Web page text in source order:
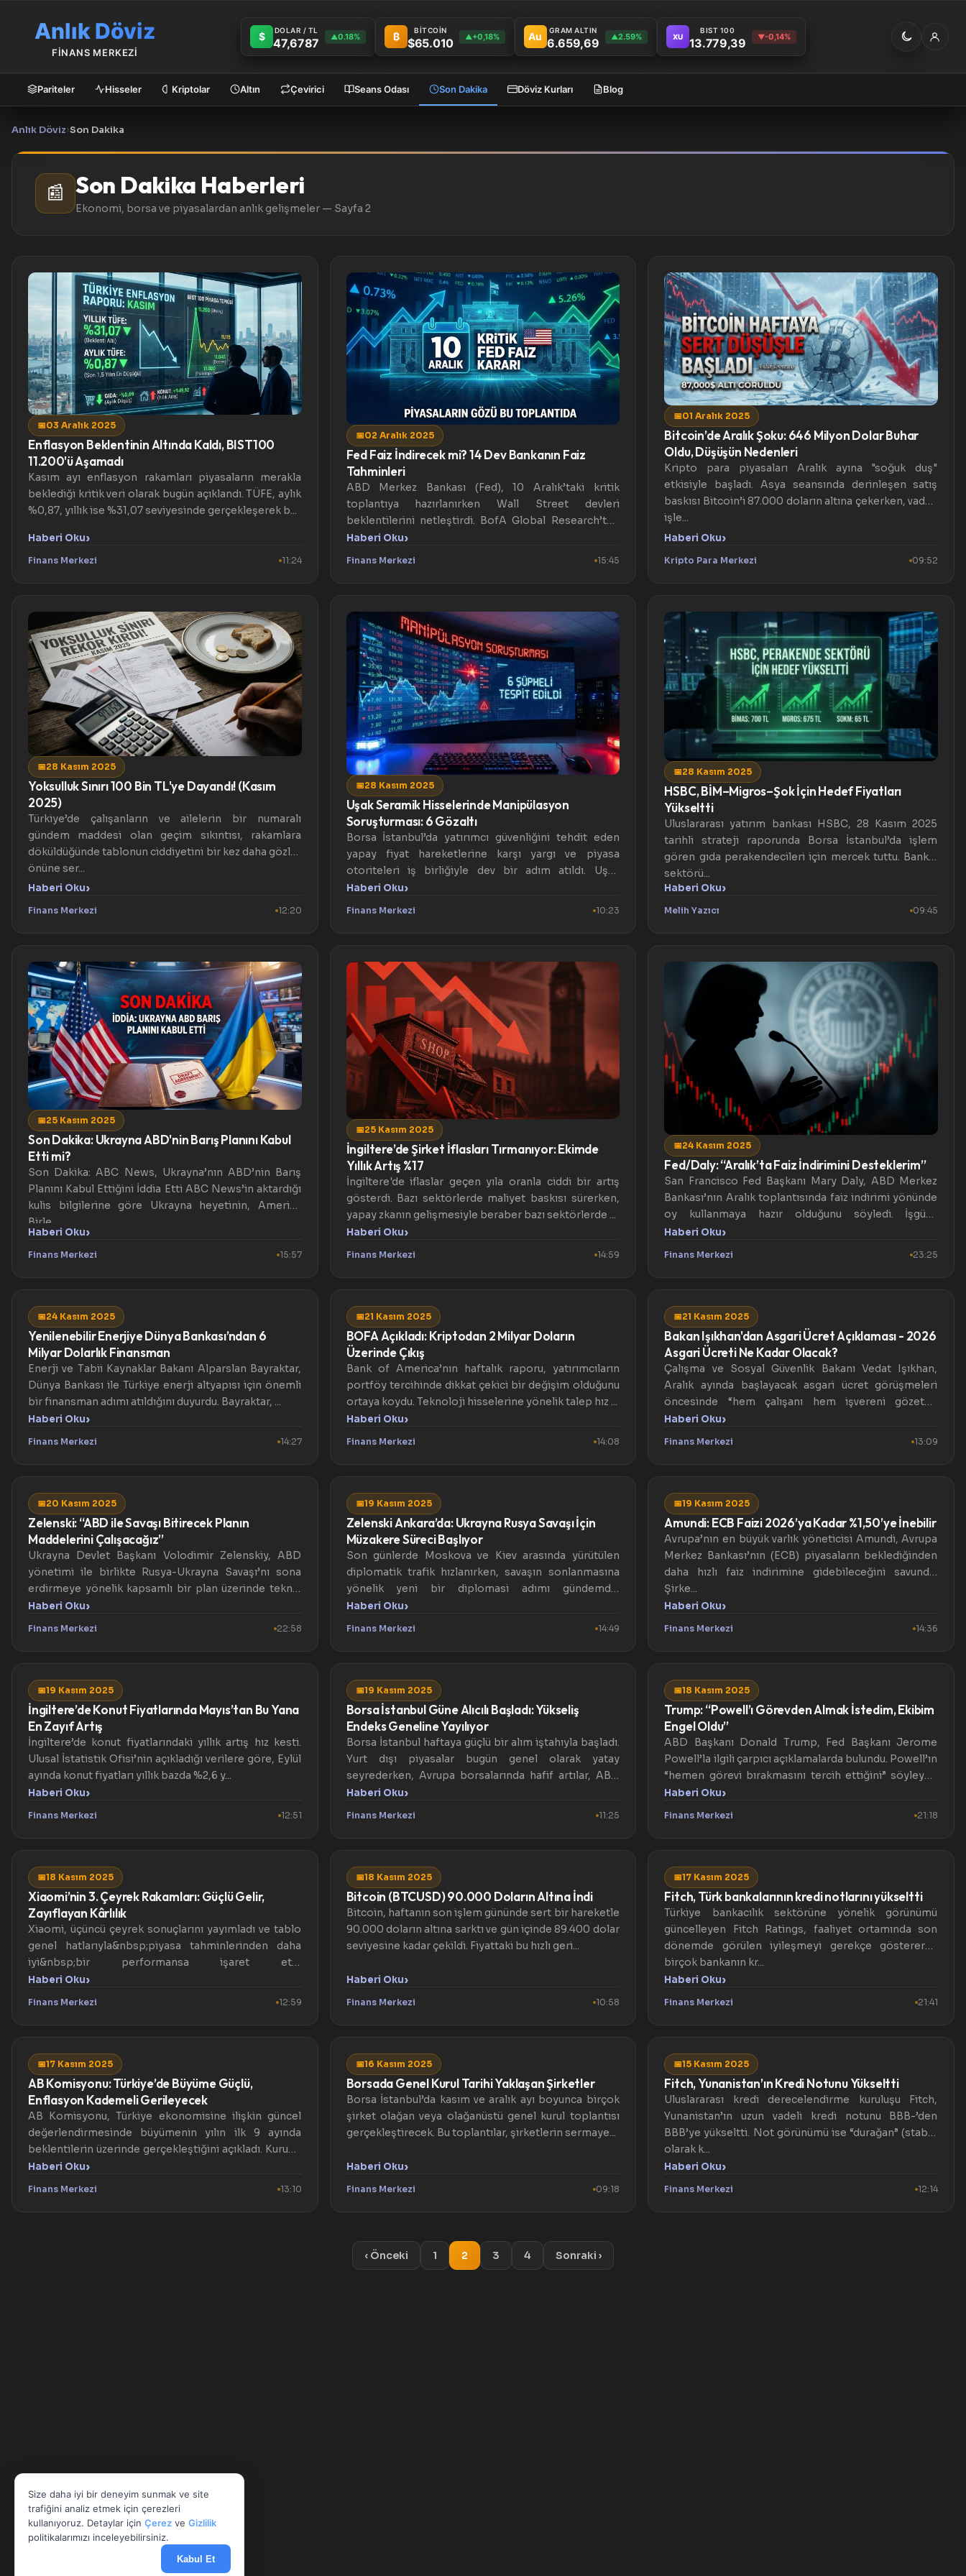
Anlık Döviz
FİNANS MERKEZİ
$ DOLAR / TL
47,6787 ▲0.18% ₿ BİTCOİN
$65.010 ▲+0,18% Au GRAM ALTIN
6.659,69 ▲2.59% XU
BIST 100
13.779,39 ▼-0,14%
Pariteler Hisseler Kriptolar Altın Çevirici Seans Odası Son Dakika Döviz Kurları Blog
Anlık Döviz›Son Dakika
📰 Son Dakika Haberleri
Ekonomi, borsa ve piyasalardan anlık gelişmeler — Sayfa 2
📅03 Aralık 2025
Enflasyon Beklentinin Altında Kaldı, BIST100
11.200'ü Aşamadı
Kasım ayı enflasyon rakamları piyasaların merakla
beklediği kritik veri olarak bugün açıklandı. TÜFE, aylık
%0,87, yıllık ise %31,07 seviyesinde gerçekleşerek b...
Haberi Oku›
Finans Merkezi 11:24
📅02 Aralık 2025
Fed Faiz İndirecek mi? 14 Dev Bankanın Faiz
Tahminleri
ABD Merkez Bankası (Fed), 10 Aralık’taki kritik
toplantıya hazırlanırken Wall Street devleri
beklentilerini netleştirdi. BofA Global Research’ten
gelen "güverci...
Haberi Oku›
Finans Merkezi 15:45
📅01 Aralık 2025
Bitcoin’de Aralık Şoku: 646 Milyon Dolar Buhar
Oldu, Düşüşün Nedenleri
Kripto para piyasaları Aralık ayına "soğuk duş"
etkisiyle başladı. Asya seansında derinleşen satış
baskısı Bitcoin’i 87.000 doların altına çekerken, vadeli
işle...
Haberi Oku›
Kripto Para Merkezi 09:52
📅28 Kasım 2025
Yoksulluk Sınırı 100 Bin TL'ye Dayandı! (Kasım
2025)
Türkiye’de çalışanların ve ailelerin bir numaralı
gündem maddesi olan geçim sıkıntısı, rakamlara
döküldüğünde tablonun ciddiyetini bir kez daha gözler
önüne ser...
Haberi Oku›
Finans Merkezi 12:20
📅28 Kasım 2025
Uşak Seramik Hisselerinde Manipülasyon
Soruşturması: 6 Gözaltı
Borsa İstanbul’da yatırımcı güvenliğini tehdit eden
yapay fiyat hareketlerine karşı yargı ve piyasa
otoriteleri iş birliğiyle dev bir adım atıldı. Uşak
Seramik ...
Haberi Oku›
Finans Merkezi 10:23
📅28 Kasım 2025
HSBC, BİM–Migros–Şok İçin Hedef Fiyatları
Yükseltti
Uluslararası yatırım bankası HSBC, 28 Kasım 2025
tarihli strateji raporunda Borsa İstanbul’da işlem
gören gıda perakendecileri için mercek tuttu. Banka,
sektörü...
Haberi Oku›
Melih Yazıcı 09:45
📅25 Kasım 2025
Son Dakika: Ukrayna ABD'nin Barış Planını Kabul
Etti mi?
Son Dakika: ABC News, Ukrayna’nın ABD’nin Barış
Planını Kabul Ettiğini İddia Etti ABC News’in aktardığı
kulis bilgilerine göre Ukrayna heyetinin, Amerika
Birle...
Haberi Oku›
Finans Merkezi 15:57
📅25 Kasım 2025
İngiltere’de Şirket İflasları Tırmanıyor: Ekimde
Yıllık Artış %17
İngiltere'de iflaslar geçen yıla oranla ciddi bir artış
gösterdi. Bazı sektörlerde maliyet baskısı sürerken,
yapay zkanın gelişmesiyle beraber bazı sektörlerde ...
Haberi Oku›
Finans Merkezi 14:59
📅24 Kasım 2025
Fed/Daly: “Aralık’ta Faiz İndirimini Desteklerim”
San Francisco Fed Başkanı Mary Daly, ABD Merkez
Bankası’nın Aralık toplantısında faiz indirimi yönünde
oy kullanmaya hazır olduğunu söyledi. İşgücü
piyasasında ...
Haberi Oku›
Finans Merkezi 23:25
📅24 Kasım 2025
Yenilenebilir Enerjiye Dünya Bankası’ndan 6
Milyar Dolarlık Finansman
Enerji ve Tabii Kaynaklar Bakanı Alparslan Bayraktar,
Dünya Bankası ile Türkiye enerji altyapısı için önemli
bir finansman adımı atıldığını duyurdu. Bayraktar, ...
Haberi Oku›
Finans Merkezi 14:27
📅21 Kasım 2025
BOFA Açıkladı: Kriptodan 2 Milyar Doların
Üzerinde Çıkış
Bank of America’nın haftalık raporu, yatırımcıların
portföy tercihinde dikkat çekici bir değişim olduğunu
ortaya koydu. Teknoloji hisselerine yönelik talep hız ...
Haberi Oku›
Finans Merkezi 14:08
📅21 Kasım 2025
Bakan Işıkhan'dan Asgari Ücret Açıklaması - 2026
Asgari Ücreti Ne Kadar Olacak?
Çalışma ve Sosyal Güvenlik Bakanı Vedat Işıkhan,
Aralık ayında başlayacak asgari ücret görüşmeleri
öncesinde “hem çalışanı hem işvereni gözeten
optimal bir asga...
Haberi Oku›
Finans Merkezi 13:09
📅20 Kasım 2025
Zelenski: “ABD ile Savaşı Bitirecek Planın
Maddelerini Çalışacağız”
Ukrayna Devlet Başkanı Volodimir Zelenskiy, ABD
yönetimi ile birlikte Rusya-Ukrayna Savaşı’nı sona
erdirmeye yönelik kapsamlı bir plan üzerinde teknik
çalışmala...
Haberi Oku›
Finans Merkezi 22:58
📅19 Kasım 2025
Zelenski Ankara’da: Ukrayna Rusya Savaşı İçin
Müzakere Süreci Başlıyor
Son günlerde Moskova ve Kiev arasında yürütülen
diplomatik trafik hızlanırken, savaşın sonlanmasına
yönelik yeni bir diplomasi adımı gündemde.
Politico’nun habe...
Haberi Oku›
Finans Merkezi 14:49
📅19 Kasım 2025
Amundi: ECB Faizi 2026’ya Kadar %1,50’ye İnebilir
Avrupa’nın en büyük varlık yöneticisi Amundi, Avrupa
Merkez Bankası’nın (ECB) piyasaların beklediğinden
daha hızlı faiz indirimine gidebileceğini savundu.
Şirke...
Haberi Oku›
Finans Merkezi 14:36
📅19 Kasım 2025
İngiltere’de Konut Fiyatlarında Mayıs’tan Bu Yana
En Zayıf Artış
İngiltere’de konut fiyatlarındaki yıllık artış hız kesti.
Ulusal İstatistik Ofisi’nin açıkladığı verilere göre, Eylül
ayında konut fiyatları yıllık bazda %2,6 y...
Haberi Oku›
Finans Merkezi 12:51
📅19 Kasım 2025
Borsa İstanbul Güne Alıcılı Başladı: Yükseliş
Endeks Geneline Yayılıyor
Borsa İstanbul haftaya güçlü bir alım iştahıyla başladı.
Yurt dışı piyasalar bugün genel olarak yatay
seyrederken, Avrupa borsalarında hafif artılar, ABD
vadeli...
Haberi Oku›
Finans Merkezi 11:25
📅18 Kasım 2025
Trump: “Powell’ı Görevden Almak İstedim, Ekibim
Engel Oldu”
ABD Başkanı Donald Trump, Fed Başkanı Jerome
Powell’la ilgili çarpıcı açıklamalarda bulundu. Powell’ın
“hemen görevi bırakmasını tercih ettiğini” söyleyen
Trump...
Haberi Oku›
Finans Merkezi 21:18
📅18 Kasım 2025
Xiaomi’nin 3. Çeyrek Rakamları: Güçlü Gelir,
Zayıflayan Kârlılık
Xiaomi, üçüncü çeyrek sonuçlarını yayımladı ve tablo
genel hatlarıyla&nbsp;piyasa tahminlerinden daha
iyi&nbsp;bir performansa işaret etti.
Hem&nbsp;gelir&nbsp;...
Haberi Oku›
Finans Merkezi 12:59
📅18 Kasım 2025
Bitcoin (BTCUSD) 90.000 Doların Altına İndi
Bitcoin, haftanın son işlem gününde sert bir hareketle
90.000 doların altına sarktı ve gün içinde 89.400 dolar
seviyesine kadar çekildi. Fiyattaki bu hızlı geri...
Haberi Oku›
Finans Merkezi 10:58
📅17 Kasım 2025
Fitch, Türk bankalarının kredi notlarını yükseltti
Türkiye bankacılık sektörüne yönelik görünümü
güncelleyen Fitch Ratings, faaliyet ortamında son
dönemde görülen iyileşmeyi gerekçe göstererek
birçok bankanın kr...
Haberi Oku›
Finans Merkezi 21:41
📅17 Kasım 2025
AB Komisyonu: Türkiye’de Büyüme Güçlü,
Enflasyon Kademeli Gerileyecek
AB Komisyonu, Türkiye ekonomisine ilişkin güncel
değerlendirmesinde büyümenin yılın ilk 9 ayında
beklentilerin üzerinde gerçekleştiğini açıkladı. Kurum,
sıkı pa...
Haberi Oku›
Finans Merkezi 13:10
📅16 Kasım 2025
Borsada Genel Kurul Tarihi Yaklaşan Şirketler
Borsa İstanbul’da kasım ve aralık ayı boyunca birçok
şirket olağan veya olağanüstü genel kurul toplantısı
gerçekleştirecek. Bu toplantılar, şirketlerin sermaye...
Haberi Oku›
Finans Merkezi 09:18
📅15 Kasım 2025
Fitch, Yunanistan’ın Kredi Notunu Yükseltti
Uluslararası kredi derecelendirme kuruluşu Fitch,
Yunanistan’ın uzun vadeli kredi notunu BBB-’den
BBB’ye yükseltti. Not görünümü ise “durağan” (stabil)
olarak k...
Haberi Oku›
Finans Merkezi 12:14
‹ Önceki 1 2 3 4 Sonraki ›
Size daha iyi bir deneyim sunmak ve site
trafiğini analiz etmek için çerezleri
kullanıyoruz. Detaylar için Çerez ve Gizlilik
politikalarımızı inceleyebilirsiniz.
Kabul Et